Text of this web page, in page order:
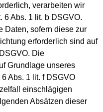
verarbeiten wir
6 Abs. 1 lit. b DSGVO.
Daten, sofern diese zur
erforderlich sind auf
Die
Grundlage unseres
Abs. 1 lit. f DSGVO
einschlägigen
Absätzen dieser